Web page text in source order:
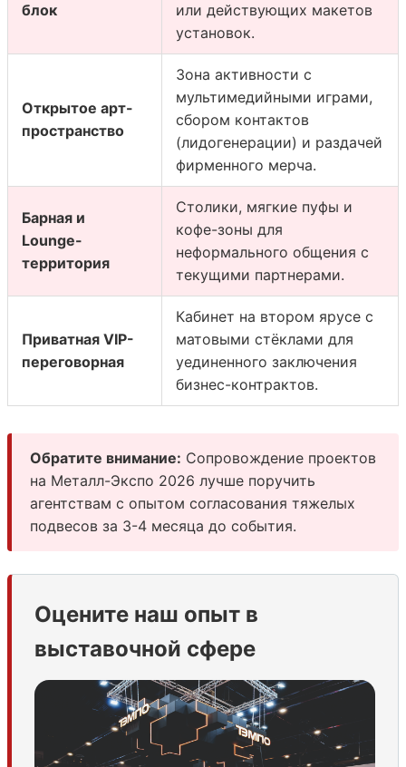
блок
или действующих макетов
установок.
Открытое арт-
пространство
Зона активности с
мультимедийными играми,
сбором контактов
(лидогенерации) и раздачей
фирменного мерча.
Барная и
Lounge-
территория
Столики, мягкие пуфы и
кофе-зоны для
неформального общения с
текущими партнерами.
Приватная VIP-
переговорная
Кабинет на втором ярусе с
матовыми стёклами для
уединенного заключения
бизнес-контрактов.
Обратите внимание: Сопровождение проектов
на Металл-Экспо 2026 лучше поручить
агентствам с опытом согласования тяжелых
подвесов за 3-4 месяца до события.
Оцените наш опыт в
выставочной сфере